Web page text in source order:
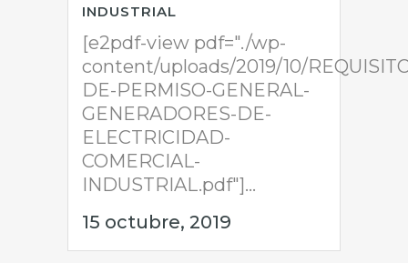
INDUSTRIAL
[e2pdf-view pdf="./wp-
content/uploads/2019/10/
DE-PERMISO-GENERAL-
GENERADORES-DE-
ELECTRICIDAD-
COMERCIAL-
INDUSTRIAL.pdf"]...
15 octubre, 2019